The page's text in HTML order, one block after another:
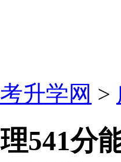
升学网 >
541分